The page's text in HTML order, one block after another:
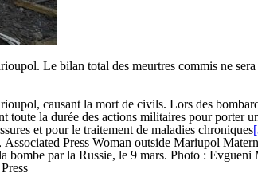
Le bilan total des meurtres commis ne
causant la mort de civils. Lors des
toute la durée des actions militaires pour porter
et pour le traitement de maladies chroniques